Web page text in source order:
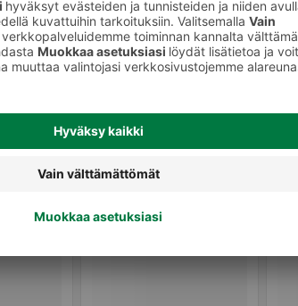
Makeispastillit